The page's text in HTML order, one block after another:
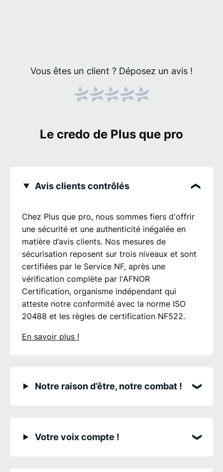
Vous êtes un client ? Déposez un avis !
Le credo de Plus que pro
Avis clients contrôlés
Chez Plus que pro, nous sommes fiers d'offrir
une sécurité et une authenticité inégalée en
matière d’avis clients. Nos mesures de
sécurisation reposent sur trois niveaux et sont
certifiées par le Service NF, après une
vérification complète par l'AFNOR
Certification, organisme indépendant qui
atteste notre conformité avec la norme ISO
20488 et les règles de certification NF522.
En savoir plus !
Notre raison d’être, notre combat !
Votre voix compte !